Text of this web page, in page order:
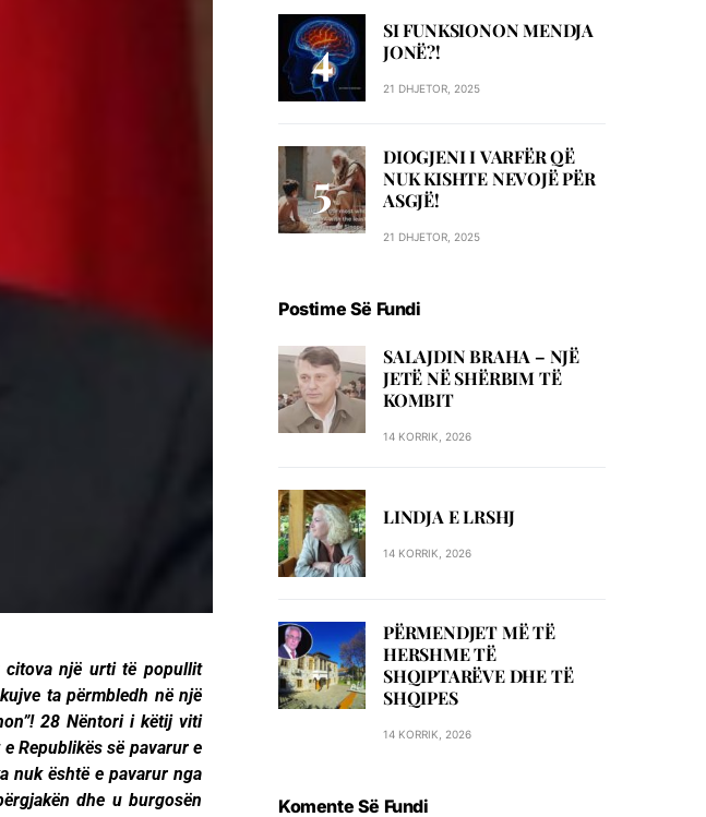
citova një urti të popullit
ta përmbledh në një
28 Nëntori i këtij viti
Republikës së pavarur e
nuk është e pavarur nga
dhe u burgosën
SI FUNKSIONON MENDJA
JONË?!
21 DHJETOR, 2025
DIOGJENI I VARFËR QË
NUK KISHTE NEVOJË PËR
ASGJË!
21 DHJETOR, 2025
Postime Së Fundi
SALAJDIN BRAHA – NJЁ
JETЁ NЁ SHЁRBIM TЁ
KOMBIT
14 KORRIK, 2026
LINDJA E LRSHJ
14 KORRIK, 2026
PËRMENDJET MË TË
HERSHME TË
SHQIPTARËVE DHE TË
SHQIPES
14 KORRIK, 2026
Komente Së Fundi